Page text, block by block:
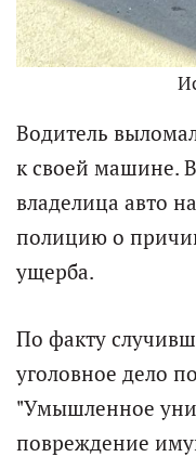
Водитель
к своей машине. В
владелица авто
полицию о
ущерба.
По факту
уголовное дело
"Умышленное
повреждение